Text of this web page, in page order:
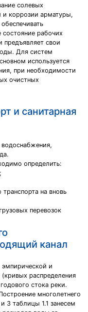
солевых
и коррозии арматуры,
состояние рабочих
свои
Для систем
используется
при необходимости
очистных
и санитарная
водоснабжения,
определить:
на вновь
перевозок
канал
эмпирической и
(кривых распределения
стока реки.
многолетнего
3 таблицы 1.1 занесем